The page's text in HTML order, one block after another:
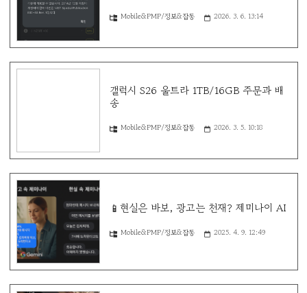
Mobile&PMP/정보&잡동 2026. 3. 6. 13:14
갤럭시 S26 울트라 1TB/16GB 주문과 배
송
Mobile&PMP/정보&잡동 2026. 3. 5. 10:18
📱현실은 바보, 광고는 천재? 제미나이 AI
Mobile&PMP/정보&잡동 2025. 4. 9. 12:49